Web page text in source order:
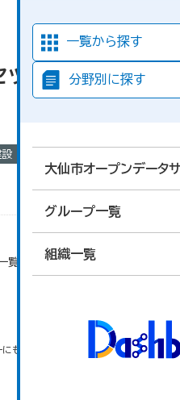
一覧から探す
分野別に探す
大仙市オープンデータ
グループ一覧
組織一覧
トが見つか
設
覧です。
もアクセス可能ですAPI(see